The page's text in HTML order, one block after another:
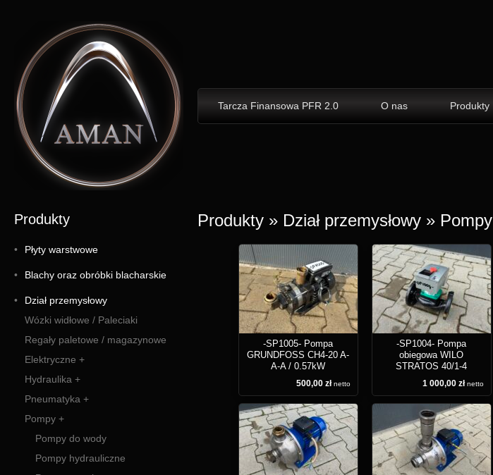
Tarcza Finansowa PFR 2.0 O nas Produkty
Produkty
Płyty warstwowe
Blachy oraz obróbki blacharskie
Dział przemysłowy
Wózki widłowe / Paleciaki
Regały paletowe / magazynowe
Elektryczne +
Hydraulika +
Pneumatyka +
Pompy +
Pompy do wody
Pompy hydrauliczne
Produkty » Dział przemysłowy » Pompy
-SP1005- Pompa
GRUNDFOSS CH4-20 A-
A-A / 0.57kW
500,00 zł netto
-SP1004- Pompa
obiegowa WILO
STRATOS 40/1-4
1 000,00 zł netto